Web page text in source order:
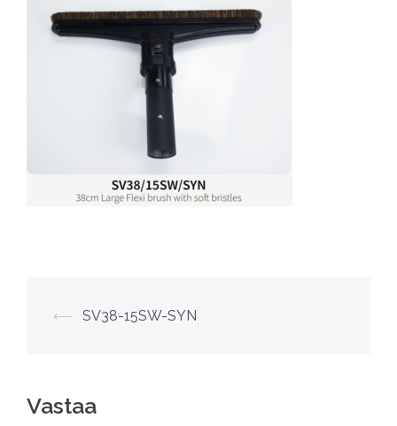
⟵ SV38-15SW-SYN
Vastaa